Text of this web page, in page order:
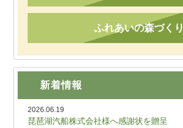
ふれあいの森づくり
新着情報
2026.06.19
琵琶湖汽船株式会社様へ感謝状を贈呈